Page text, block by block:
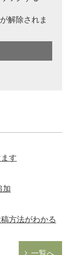
解除されま
す
加
方法がわかる